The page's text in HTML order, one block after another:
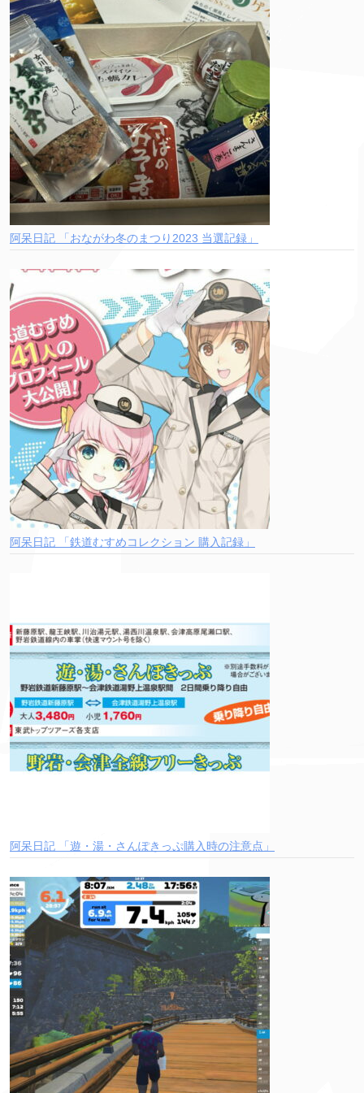
阿呆日記 「おながわ冬のまつり2023 当選記録」
阿呆日記 「鉄道むすめコレクション 購入記録」
阿呆日記 「遊・湯・さんぽきっぷ購入時の注意点」